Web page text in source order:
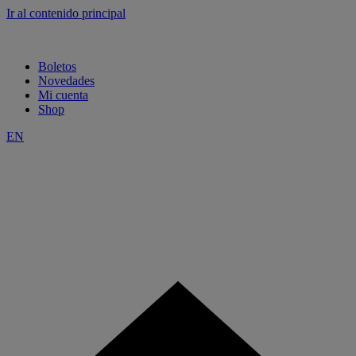
Ir al contenido principal
Boletos
Novedades
Mi cuenta
Shop
EN